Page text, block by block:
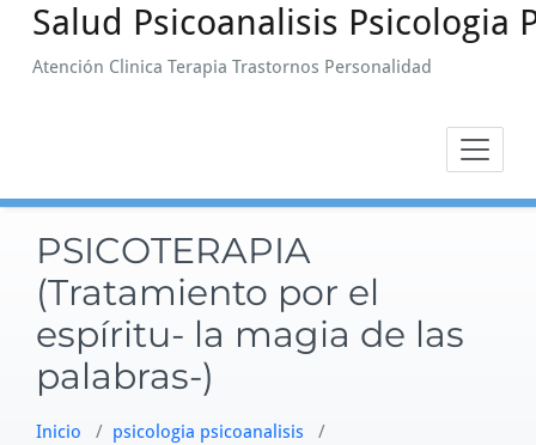
Salud Psicoanalisis Psicologia
Atención Clinica Terapia Trastornos Personalidad
PSICOTERAPIA
(Tratamiento por el
espíritu- la magia de las
palabras-)
Inicio / psicologia psicoanalisis /